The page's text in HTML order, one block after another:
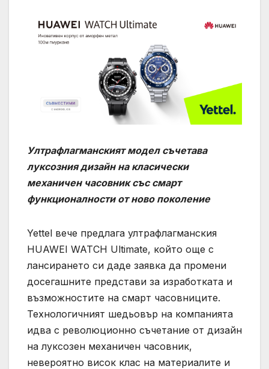
Ултрафлагманският модел съчетава
луксозния дизайн на класически
механичен часовник със смарт
функционалности от ново поколение
Yettel вече предлага ултрафлагманския
HUAWEI WATCH Ultimate, който още с
лансирането си даде заявка да промени
досегашните представи за изработката и
възможностите на смарт часовниците.
Технологичният шедьовър на компанията
идва с революционно съчетание от дизайн
на луксозен механичен часовник,
невероятно висок клас на материалите и